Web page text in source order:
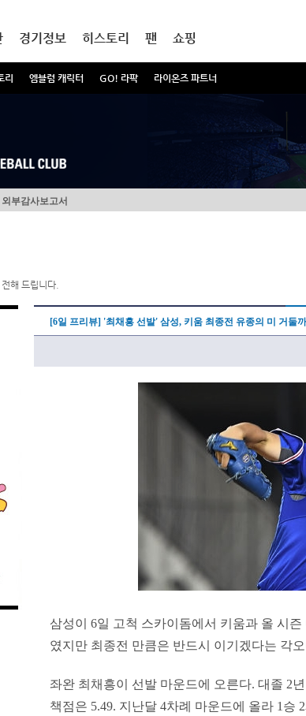
리 엠블럼 캐릭터 GO! 라팍 라이온즈 파트너
경기정보 히스토리 팬 쇼핑
외부감사보고서
해 드립니다.
[6일 프리뷰] '최채흥 선발' 삼성, 키움 최종전 유종의 미 거둘까
삼성이 6일 고척 스카이돔에서 키움과 올 시
였지만 최종전 만큼은 반드시 이기겠다는 각
좌완 최채흥이 선발 마운드에 오른다. 대졸 2
책점은 5.49. 지난달 4차례 마운드에 올라 1승